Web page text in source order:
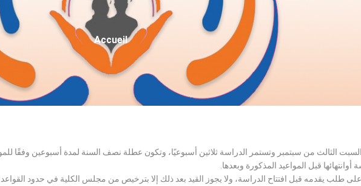
Fil
D'Ariane
Accueil
السبت الثالث من سبتمبر وتستمر الدراسة ثلاثين أسبوعيًا، وتكون عطلة نصف السنة لمدة أسبوعين وفقًا
أوانتهائها قبل المواعيد المذكورة وبعدها.
على طلب يقدمه قبل افتتاح الدراسة، ولا يجوز القيد بعد ذلك إلا بترخيص من مجلس الكلية في حدود